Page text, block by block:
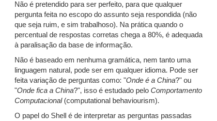
Não é pretendido para ser perfeito, para que qualquer
pergunta feita no escopo do assunto seja respondida (não
que seja ruim, e sim trabalhoso). Na prática quando o
percentual de respostas corretas chega a 80%, é adequada
à paralisação da base de informação.
Não é baseado em nenhuma gramática, nem tanto uma
linguagem natural, pode ser em qualquer idioma. Pode ser
feita variação de perguntas como: "Onde é a China?" ou
"Onde fica a China?", isso é estudado pelo Comportamento
Computacional(computational behaviourism).
O papel do Shell é de interpretar as perguntas passadas